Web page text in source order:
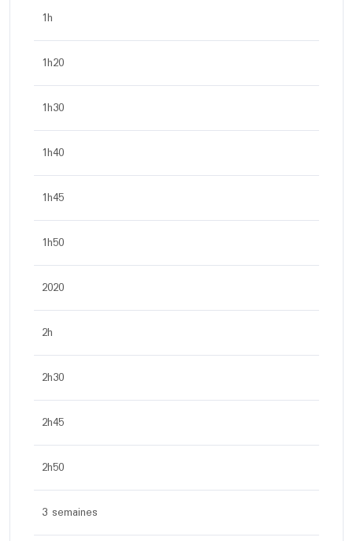
1h
1h20
1h30
1h40
1h45
1h50
2020
2h
2h30
2h45
2h50
3 semaines